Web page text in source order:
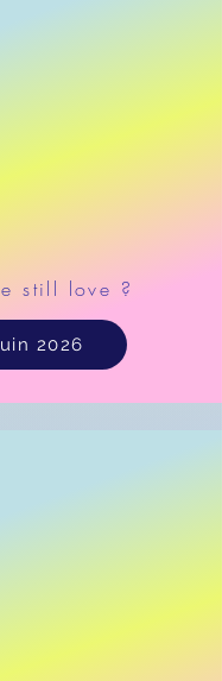
still love ?
2026